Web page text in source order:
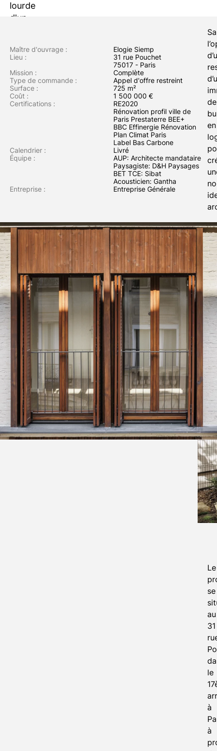
lourde
d'un
bureaux
12
logements
sociaux
courette
en
d'ilot
Maître d'ouvrage :
Elogie Siemp
Lieu :
31 rue Pouchet
75017 - Paris
Mission :
Complète
Type de commande :
Appel d'offre restreint
Surface :
725 m²
Coût :
1 500 000 €
Certifications :
RE2020
Rénovation profil ville de
Paris Prestaterre BEE+
BBC Effinergie Rénovation
Plan Climat Paris
Label Bas Carbone
Calendrier :
Livré
Équipe :
AUP: Architecte mandataire
Paysagiste: D&H Paysages
BET TCE: Sibat
Acousticien: Gantha
Entreprise :
Entreprise Générale
de
en
Le
se
au
31
le
à
à